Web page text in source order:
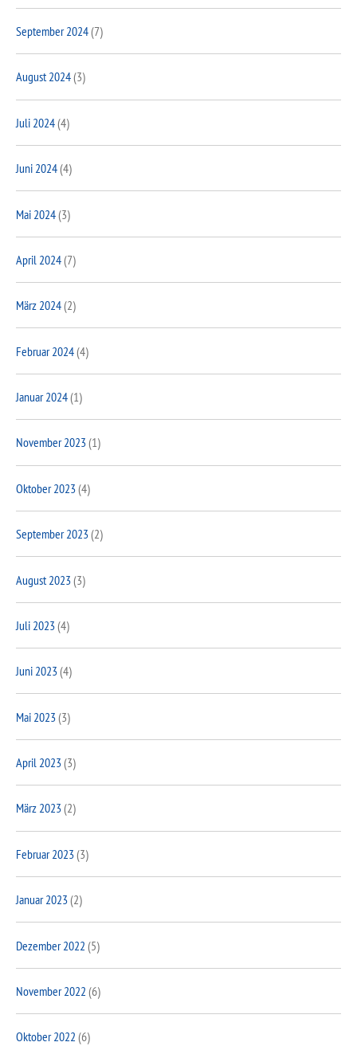
September 2024(7)
August 2024(3)
Juli 2024(4)
Juni 2024(4)
Mai 2024(3)
April 2024(7)
März 2024(2)
Februar 2024(4)
Januar 2024(1)
November 2023(1)
Oktober 2023(4)
September 2023(2)
August 2023(3)
Juli 2023(4)
Juni 2023(4)
Mai 2023(3)
April 2023(3)
März 2023(2)
Februar 2023(3)
Januar 2023(2)
Dezember 2022 (5)
November 2022 (6)
Oktober 2022 (6)